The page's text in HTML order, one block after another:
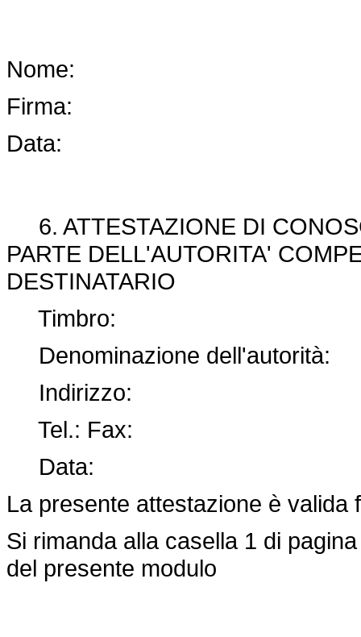
Nome:
Firma:
Data:
6. ATTESTAZIONE DI
PARTE DELL'AUTORITA'
DESTINATARIO
Timbro:
Denominazione dell'autorità:
Indirizzo:
Tel.: Fax:
Data:
La presente attestazione è valida
Si rimanda alla casella 1 di
del presente modulo